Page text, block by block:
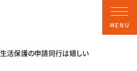
生活保護の申請同行は嬉しい